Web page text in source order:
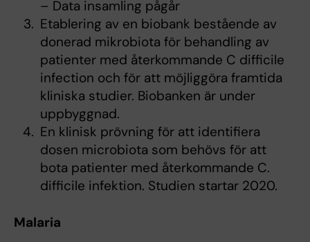
– Data insamling pågår
Etablering av en biobank bestående av
donerad mikrobiota för behandling av
patienter med återkommande C difficile
infection och för att möjliggöra framtida
kliniska studier. Biobanken är under
uppbyggnad.
En klinisk prövning för att identifiera
dosen microbiota som behövs för att
bota patienter med återkommande C.
difficile infektion. Studien startar 2020.
Malaria